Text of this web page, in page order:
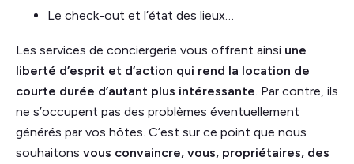
Le check-out et l’état des lieux…
Les services de conciergerie vous offrent ainsi une
liberté d’esprit et d’action qui rend la location de
courte durée d’autant plus intéressante. Par contre, ils
ne s’occupent pas des problèmes éventuellement
générés par vos hôtes. C’est sur ce point que nous
souhaitons vous convaincre, vous, propriétaires, des